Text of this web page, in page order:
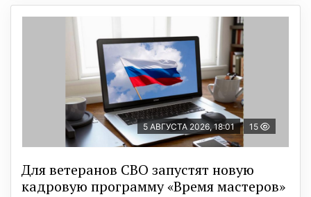
5 АВГУСТА 2026, 18:01 15
Для ветеранов СВО запустят новую
кадровую программу «Время мастеров»